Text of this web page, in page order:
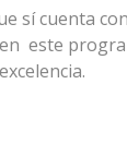
sí cuenta
este